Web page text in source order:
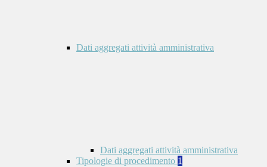
Dati aggregati attività amministrativa
Dati aggregati attività amministrativa
Tipologie di procedimento 1